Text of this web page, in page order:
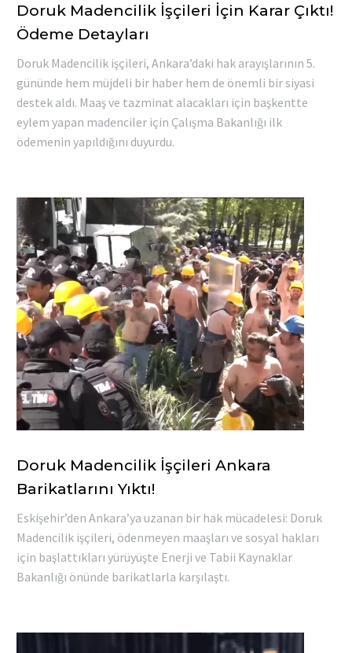
Doruk Madencilik İşçileri İçin Karar Çıktı!
Ödeme Detayları
Doruk Madencilik işçileri, Ankara’daki hak arayışlarının 5.
gününde hem müjdeli bir haber hem de önemli bir siyasi
destek aldı. Maaş ve tazminat alacakları için başkentte
eylem yapan madenciler için Çalışma Bakanlığı ilk
ödemenin yapıldığını duyurdu.
Doruk Madencilik İşçileri Ankara
Barikatlarını Yıktı!
Eskişehir’den Ankara’ya uzanan bir hak mücadelesi: Doruk
Madencilik işçileri, ödenmeyen maaşları ve sosyal hakları
için başlattıkları yürüyüşte Enerji ve Tabii Kaynaklar
Bakanlığı önünde barikatlarla karşılaştı.